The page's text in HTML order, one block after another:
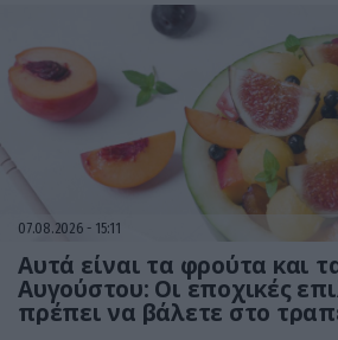
07.08.2026 15:11
Αυτά είναι τα φρούτα και
Αυγούστου: Οι εποχικές
πρέπει να βάλετε στο